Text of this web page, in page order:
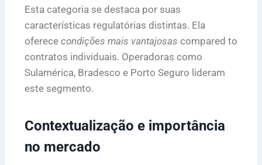
Esta categoria se destaca por suas
características regulatórias distintas. Ela
oferece condições mais vantajosas compared to
contratos individuais. Operadoras como
Sulamérica, Bradesco e Porto Seguro lideram
este segmento.
Contextualização e importância
no mercado